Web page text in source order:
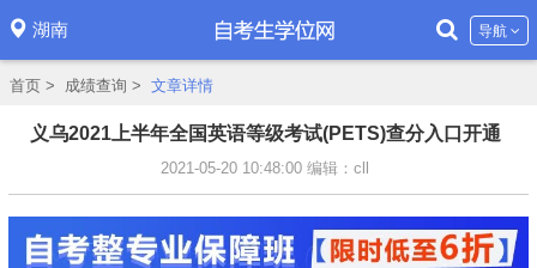
湖南 导航
首页 > 成绩查询 > 文章详情
义乌2021上半年全国英语等级考试(PETS)查分入口开通
2021-05-20 10:48:00 编辑：cll